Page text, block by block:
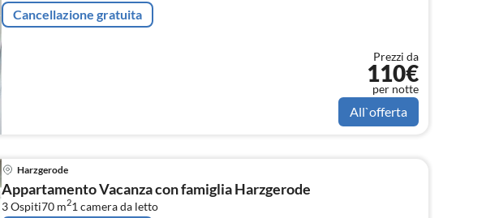
Cancellazione gratuita
Prezzi da
110€
per notte
All`offerta
Harzgerode
Appartamento Vacanza con famiglia Harzgerode
3 Ospiti70 m21 camera da letto